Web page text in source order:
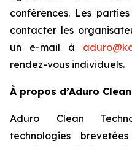
conférences. Les
contacter les
un e-mail à
rendez-vous individuels.
À propos d’Aduro
Aduro Clean
technologies